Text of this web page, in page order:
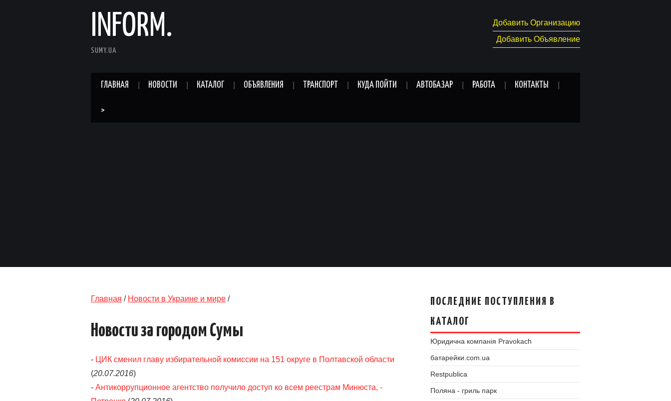
INFORM.
SUMY.UA
Добавить Организацию
Добавить Объявление
ГЛАВНАЯ НОВОСТИ КАТАЛОГ ОБЪЯВЛЕНИЯ ТРАНСПОРТ КУДА ПОЙТИ АВТОБАЗАР РАБОТА КОНТАКТЫ
>
Главная / Новости в Украине и мире /
Новости за городом Сумы
- ЦИК сменил главу избирательной комиссии на 151 округе в Полтавской области
(20.07.2016)
- Антикоррупционное агентство получило доступ ко всем реестрам Минюста, -
ПОСЛЕДНИЕ ПОСТУПЛЕНИЯ В
КАТАЛОГ
Юридична компанія Pravokach
батарейки.com.ua
Restpublica
Поляна - гриль парк